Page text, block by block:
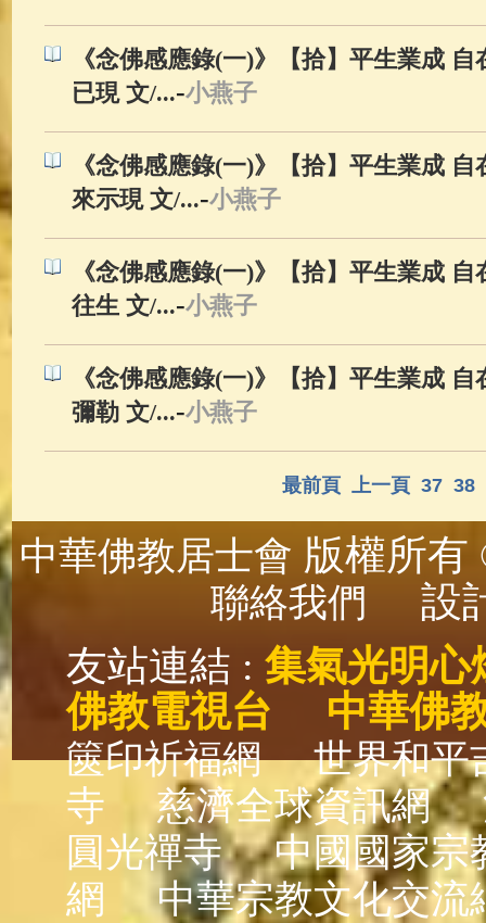
《念佛感應錄(一)》【拾】平生業成
已現 文/...-小燕子
《念佛感應錄(一)》【拾】平生業成
來示現 文/...-小燕子
《念佛感應錄(一)》【拾】平生業成
往生 文/...-小燕子
《念佛感應錄(一)》【拾】平生業成
彌勒 文/...-小燕子
最前頁 上一頁 37 38
中華佛教居士會 版權所
聯絡我們
設
友站連結 : 集氣光明心
佛教電視台
中華佛
篋印祈福網
世界和平
寺
慈濟全球資訊網
圓光禪寺
中國國家宗
網
中華宗教文化交流